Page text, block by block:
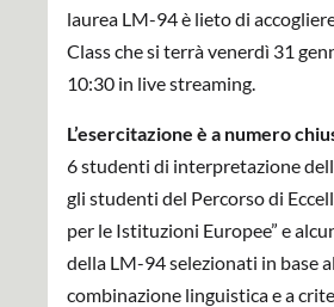
laurea LM-94 è lieto di
Class che si terrà venerdì 31
10:30 in live streaming.
L’esercitazione è a numero
6 studenti di interpretazione
gli studenti del Percorso di
per le Istituzioni Europee” e
della LM-94 selezionati in base
combinazione linguistica e a